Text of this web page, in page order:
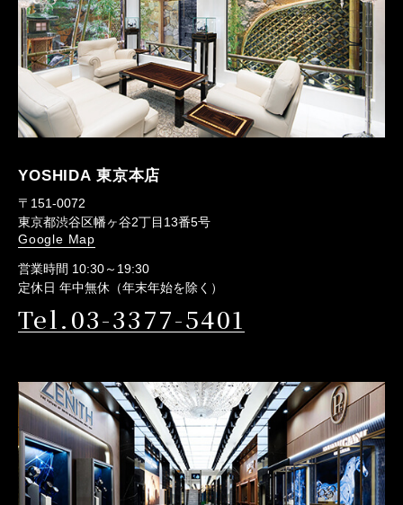
YOSHIDA 東京本店
〒151-0072
東京都渋谷区幡ヶ谷2丁目13番5号
Google Map
営業時間 10:30～19:30
定休日 年中無休（年末年始を除く）
Tel.03-3377-5401